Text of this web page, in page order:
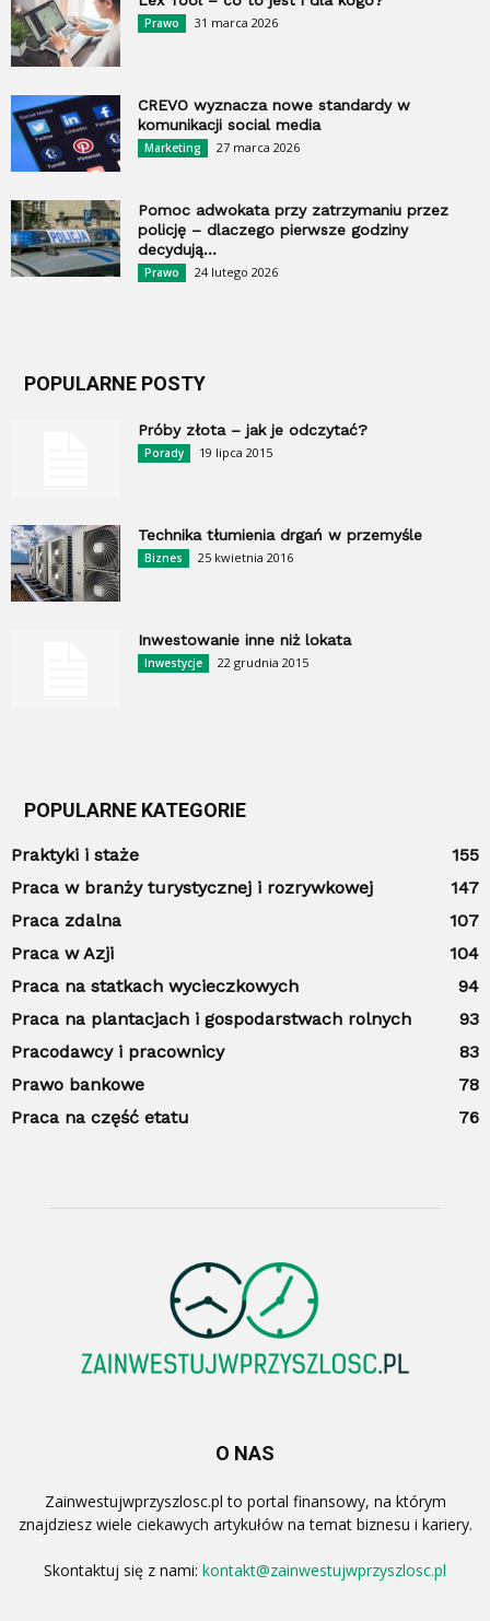
Prawo 31 marca 2026
CREVO wyznacza nowe standardy w
komunikacji social media
Marketing 27 marca 2026
Pomoc adwokata przy zatrzymaniu przez
policję – dlaczego pierwsze godziny
decydują...
Prawo 24 lutego 2026
POPULARNE POSTY
Próby złota – jak je odczytać?
Porady 19 lipca 2015
Technika tłumienia drgań w przemyśle
Biznes 25 kwietnia 2016
Inwestowanie inne niż lokata
Inwestycje 22 grudnia 2015
POPULARNE KATEGORIE
Praktyki i staże
155
Praca w branży turystycznej i rozrywkowej
147
Praca zdalna
107
Praca w Azji
104
Praca na statkach wycieczkowych
94
Praca na plantacjach i gospodarstwach rolnych
93
Pracodawcy i pracownicy
83
Prawo bankowe
78
Praca na część etatu
76
O NAS
Zainwestujwprzyszlosc.pl to portal finansowy, na którym
znajdziesz wiele ciekawych artykułów na temat biznesu i kariery.
Skontaktuj się z nami: kontakt@zainwestujwprzyszlosc.pl